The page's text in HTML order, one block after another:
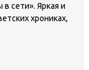
сети». Яркая и
хрониках,